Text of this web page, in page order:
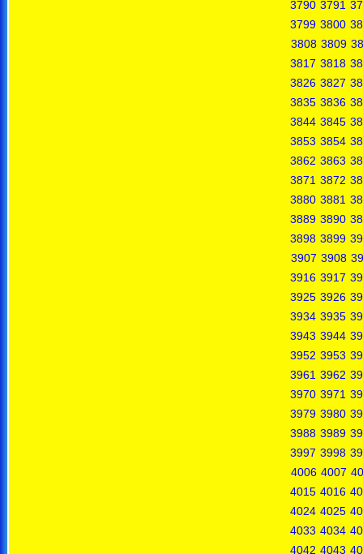
3790 3791
3799 3800
3808 3809
3817 3818
3826 3827
3835 3836
3844 3845
3853 3854
3862 3863
3871 3872
3880 3881
3889 3890
3898 3899
3907 3908
3916 3917
3925 3926
3934 3935
3943 3944
3952 3953
3961 3962
3970 3971
3979 3980
3988 3989
3997 3998
4006 4007
4015 4016
4024 4025
4033 4034
4042 4043